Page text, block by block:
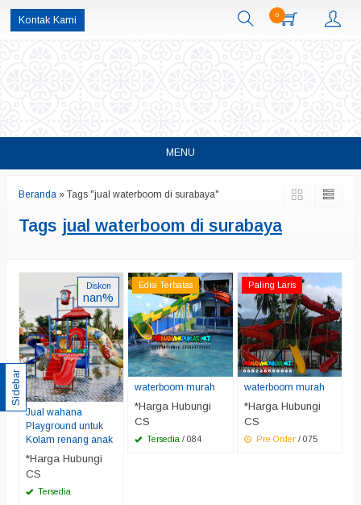
Kontak Kami 0
MENU
Beranda » Tags "jual waterboom di surabaya"
Tags jual waterboom di surabaya
Diskon
nan%
Jual wahana
Playground untuk
Kolam renang anak
*Harga Hubungi
CS
Tersedia
Edisi Terbatas
waterboom murah
*Harga Hubungi
CS
Tersedia / 084
Paling Laris
waterboom murah
*Harga Hubungi
CS
Pre Order/ 075
Sidebar